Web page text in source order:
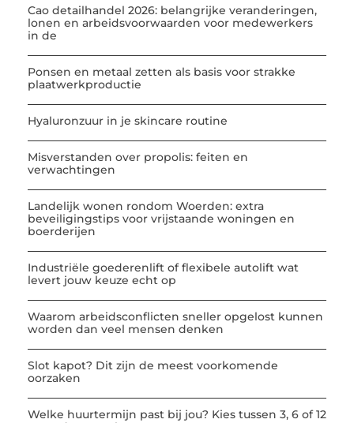
Cao detailhandel 2026: belangrijke veranderingen,
lonen en arbeidsvoorwaarden voor medewerkers
in de
Ponsen en metaal zetten als basis voor strakke
plaatwerkproductie
Hyaluronzuur in je skincare routine
Misverstanden over propolis: feiten en
verwachtingen
Landelijk wonen rondom Woerden: extra
beveiligingstips voor vrijstaande woningen en
boerderijen
Industriële goederenlift of flexibele autolift wat
levert jouw keuze echt op
Waarom arbeidsconflicten sneller opgelost kunnen
worden dan veel mensen denken
Slot kapot? Dit zijn de meest voorkomende
oorzaken
Welke huurtermijn past bij jou? Kies tussen 3, 6 of 12